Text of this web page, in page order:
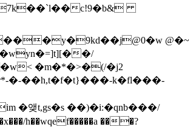
�/
�m�*�>�(/�j2
앶t,gs�s ��)�i:�qnb���/
h��wqef�����a ���?